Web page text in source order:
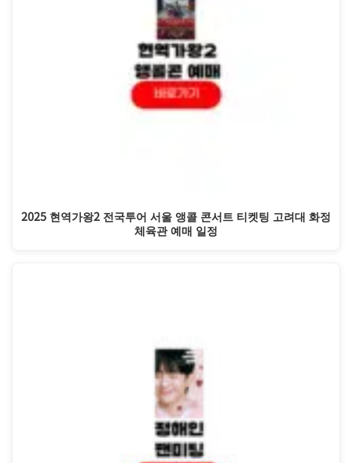
2025 현역가왕2 전국투어 서울 앵콜 콘서트 티켓팅 고려대 화정
체육관 예매 일정